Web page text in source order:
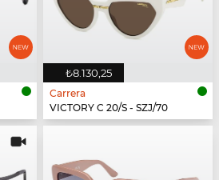
₺8.130,25
Carrera
VICTORY C 20/S - SZJ/70